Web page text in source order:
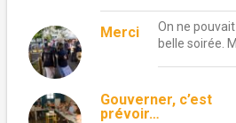
Merci
On ne
belle soirée.
Gouverner, c’est
prévoir…